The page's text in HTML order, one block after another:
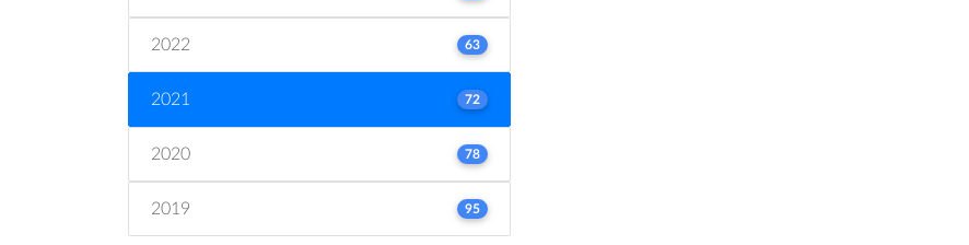
2022 63
2021 72
2020 78
2019 95